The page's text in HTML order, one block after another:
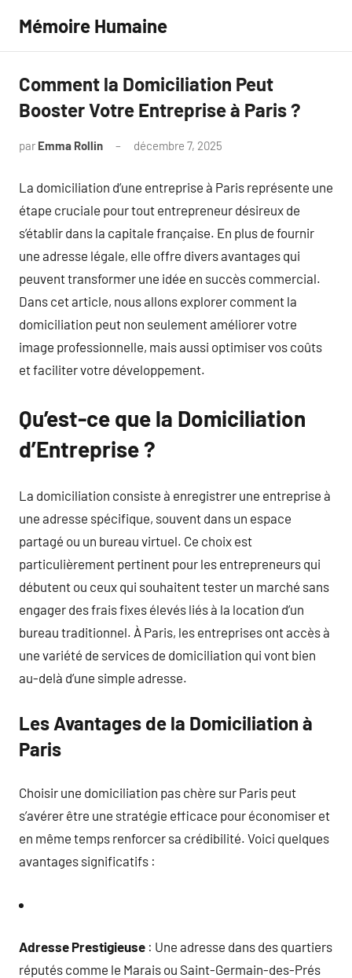
contenu
Mémoire Humaine
Comment la Domiciliation Peut
Booster Votre Entreprise à Paris ?
par Emma Rollin décembre 7, 2025
La domiciliation d’une entreprise à Paris représente une
étape cruciale pour tout entrepreneur désireux de
s’établir dans la capitale française. En plus de fournir
une adresse légale, elle offre divers avantages qui
peuvent transformer une idée en succès commercial.
Dans cet article, nous allons explorer comment la
domiciliation peut non seulement améliorer votre
image professionnelle, mais aussi optimiser vos coûts
et faciliter votre développement.
Qu’est-ce que la Domiciliation
d’Entreprise ?
La domiciliation consiste à enregistrer une entreprise à
une adresse spécifique, souvent dans un espace
partagé ou un bureau virtuel. Ce choix est
particulièrement pertinent pour les entrepreneurs qui
débutent ou ceux qui souhaitent tester un marché sans
engager des frais fixes élevés liés à la location d’un
bureau traditionnel. À Paris, les entreprises ont accès à
une variété de services de domiciliation qui vont bien
au-delà d’une simple adresse.
Les Avantages de la Domiciliation à
Paris
Choisir une domiciliation pas chère sur Paris peut
s’avérer être une stratégie efficace pour économiser et
en même temps renforcer sa crédibilité. Voici quelques
avantages significatifs :
Adresse Prestigieuse : Une adresse dans des quartiers
réputés comme le Marais ou Saint-Germain-des-Prés